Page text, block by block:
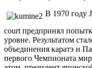
В 1970 году
court предпринял
уровне. Результатом
объединения каратэ и
первого Чемпионата